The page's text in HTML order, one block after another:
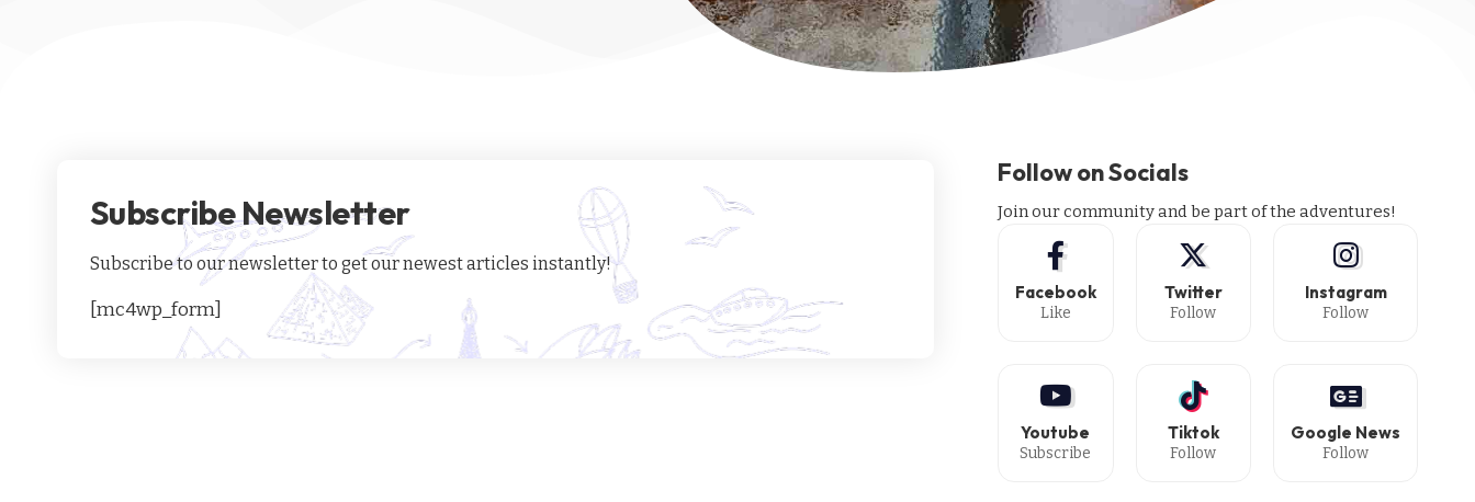
Subscribe Newsletter
Subscribe to our newsletter to get our newest articles instantly!
[mc4wp_form]
Follow on Socials
Join our community and be part of the adventures!
Facebook
Like
Twitter
Follow
Instagram
Follow
Youtube
Subscribe
Tiktok
Follow
Google News
Follow